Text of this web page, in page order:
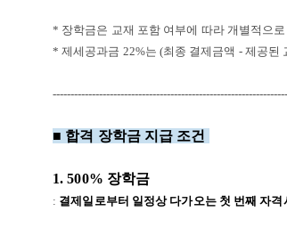
* 장학금은 교재 포함 여부에 따라 개별적으
* 제세공과금 22%는 (최종 결제금액 - 제공된
■ 합격 장학금 지급 조건
1. 500% 장학금
: 결제일로부터 일정상 다가오는 첫 번째 자격